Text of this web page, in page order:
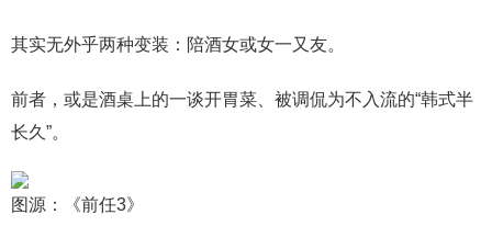
其实无外乎两种变装：陪酒女或女一又友。
前者，或是酒桌上的一谈开胃菜、被调侃为不入流的“韩式半
长久”。
图源：《前任3》